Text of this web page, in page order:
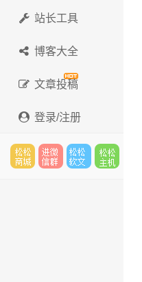
站长工具
博客大全
文章投稿
登录/注册